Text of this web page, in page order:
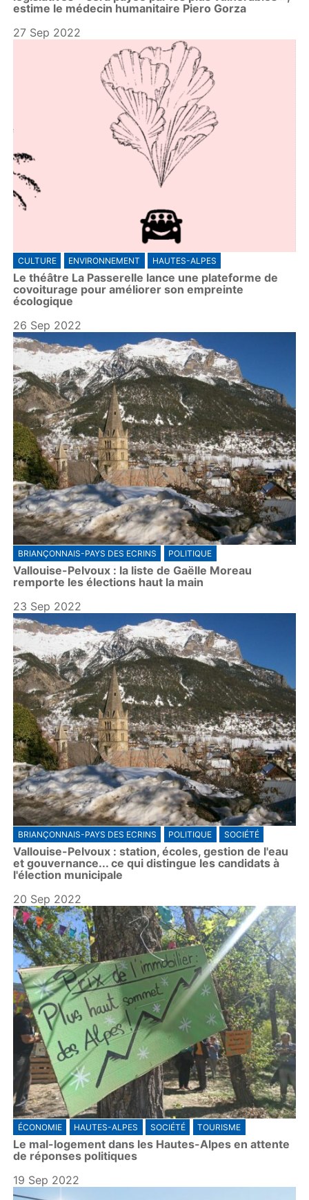
estime le médecin humanitaire Piero Gorza
27 Sep 2022
CULTURE ENVIRONNEMENT HAUTES-ALPES
Le théâtre La Passerelle lance une plateforme de
covoiturage pour améliorer son empreinte
écologique
26 Sep 2022
BRIANÇONNAIS-PAYS DES ECRINS POLITIQUE
Vallouise-Pelvoux : la liste de Gaëlle Moreau
remporte les élections haut la main
23 Sep 2022
BRIANÇONNAIS-PAYS DES ECRINS POLITIQUE SOCIÉTÉ
Vallouise-Pelvoux : station, écoles, gestion de l'eau
et gouvernance... ce qui distingue les candidats à
l'élection municipale
20 Sep 2022
ÉCONOMIE HAUTES-ALPES SOCIÉTÉ TOURISME
Le mal-logement dans les Hautes-Alpes en attente
de réponses politiques
19 Sep 2022